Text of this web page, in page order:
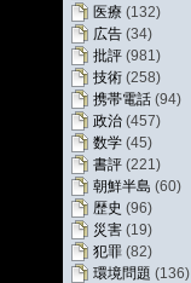
医療 (132)
広告 (34)
批評 (981)
技術 (258)
携帯電話 (94)
政治 (457)
数学 (45)
書評 (221)
朝鮮半島 (60)
歴史 (96)
災害 (19)
犯罪 (82)
環境問題 (136)